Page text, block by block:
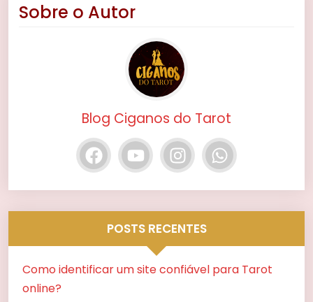
Sobre o Autor
Blog Ciganos do Tarot
POSTS RECENTES
Como identificar um site confiável para Tarot
online?